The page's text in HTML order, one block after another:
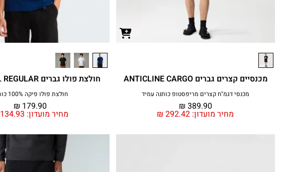
מכנסיים קצרים גברים ANTICLINE CARGO
מכנסי דגמ"ח קצרים מריפסטופ כותנה עמיד
מחיר מועדון: ₪ 292.42
₪ 389.90
חולצת פולו גברים ESSENTIAL REGULAR
חולצת פולו פיקה 100% כותנה
מחיר מועדון: 134.93
₪ 179.90